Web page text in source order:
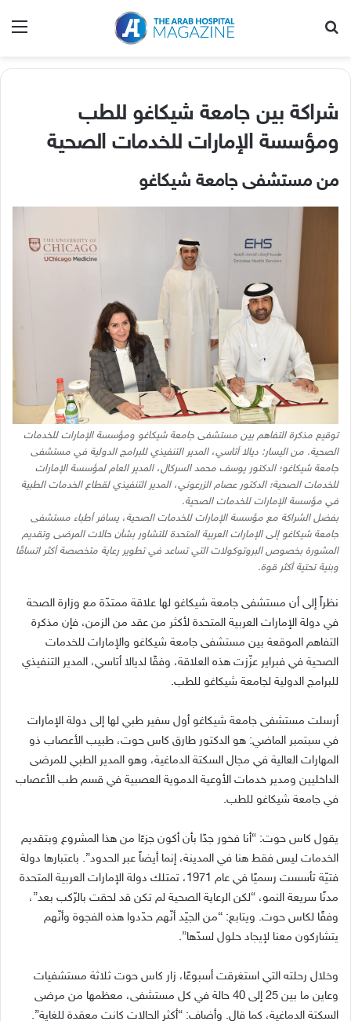
شراكة بين جامعة شيكاغو للطب
ومؤسسة الإمارات للخدمات الصحية
من مستشفى جامعة شيكاغو
توقيع مذكرة التفاهم بين مستشفى جامعة شيكاغو ومؤسسة الإمارات للخدمات
الصحية. من اليسار: ديالا أتاسي، المدير التنفيذي للبرامج الدولية في مستشفى
جامعة شيكاغو؛ الدكتور يوسف محمد السركال، المدير العام لمؤسسة الإمارات
للخدمات الصحية؛ الدكتور عصام الزرعوني، المدير التنفيذي لقطاع الخدمات الطبية
في مؤسسة الإمارات للخدمات الصحية.
بفضل الشراكة مع مؤسسة الإمارات للخدمات الصحية، يسافر أطباء مستشفى
جامعة شيكاغو إلى الإمارات العربية المتحدة للتشاور بشأن حالات المرضى وتقديم
المشورة بخصوص البروتوكولات التي تساعد في تطوير رعاية متخصصة أكثر اتساقًا
وبنية تحتية أكثر قوة.
نظراً إلى أن مستشفى جامعة شيكاغو لها علاقة ممتدّة مع وزارة الصحة
في دولة الإمارات العربية المتحدة لأكثر من عقد من الزمن، فإن مذكرة
التفاهم الموقعة بين مستشفى جامعة شيكاغو والإمارات للخدمات
الصحية في فبراير عزّزت هذه العلاقة، وفقًا لديالا أتاسي، المدير التنفيذي
للبرامج الدولية لجامعة شيكاغو للطب.
أرسلت مستشفى جامعة شيكاغو أول سفير طبي لها إلى دولة الإمارات
في سبتمبر الماضي: هو الدكتور طارق كاس حوت، طبيب الأعصاب ذو
المهارات العالية في مجال السكتة الدماغية، وهو المدير الطبي للمرضى
الداخليين ومدير خدمات الأوعية الدموية العصبية في قسم طب الأعصاب
في جامعة شيكاغو للطب.
يقول كاس حوت: “أنا فخور جدًا بأن أكون جزءًا من هذا المشروع وبتقديم
الخدمات ليس فقط هنا في المدينة، إنما أيضاً عبر الحدود”. باعتبارها دولة
فتيّة تأسست رسميًا في عام
، تمتلك دولة الإمارات العربية المتحدة
مدنًا سريعة النمو، “لكن الرعاية الصحية لم تكن قد لحقت بالرّكب بعد”،
وفقًا لكاس حوت. ويتابع: “من الجيّد أنّهم حدّدوا هذه الفجوة وأنّهم
يتشاركون معنا لإيجاد حلول لسدّها”.
وخلال رحلته التي استغرقت أسبوعًا، زار كاس حوت ثلاثة مستشفيات
وعاين ما بين
إلى
حالة في كل مستشفى، معظمها من مرضى
السكتة الدماغية، كما قال. وأضاف: “أكثر الحالات كانت معقدة للغاية”.